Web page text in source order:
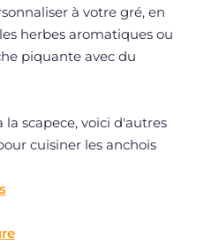
à votre gré, en
herbes aromatiques ou
piquante avec du
la scapece, voici d'autres
cuisiner les anchois